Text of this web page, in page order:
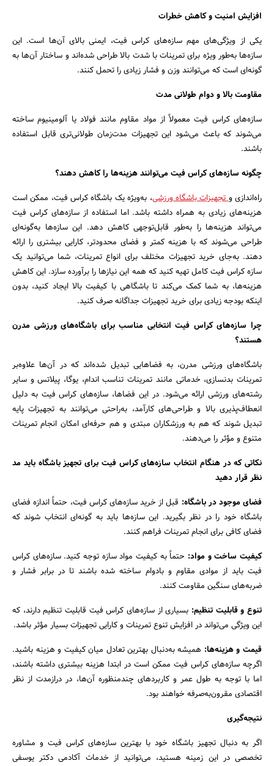
افزایش امنیت و کاهش خطرات
یکی از ویژگی‌های مهم سازه‌های کراس فیت، ایمنی بالای آن‌ها است. این
سازه‌ها به‌طور ویژه برای تمرینات با شدت بالا طراحی شده‌اند و ساختار آن‌ها به
گونه‌ای است که می‌توانند وزن و فشار زیادی را تحمل کنند.
مقاومت بالا و دوام طولانی مدت
سازه‌های کراس فیت معمولاً از مواد مقاوم مانند فولاد یا آلومینیوم ساخته
می‌شوند که باعث می‌شود این تجهیزات مدت‌زمان طولانی‌تری قابل استفاده
باشند.
چگونه سازه‌های کراس فیت می‌توانند هزینه‌ها را کاهش دهند؟
راه‌اندازی وتجهیزات باشگاه ورزشی، به‌ویژه یک باشگاه کراس فیت، ممکن است
هزینه‌های زیادی به همراه داشته باشد. اما استفاده از سازه‌های کراس فیت
می‌تواند هزینه‌ها را به‌طور قابل‌توجهی کاهش دهد. این سازه‌ها به‌گونه‌ای
طراحی می‌شوند که با هزینه کمتر و فضای محدودتر، کارایی بیشتری را ارائه
دهند. به‌جای خرید تجهیزات مختلف برای انواع تمرینات، شما می‌توانید یک
سازه کراس فیت کامل تهیه کنید که همه این نیازها را برآورده سازد. این کاهش
هزینه‌ها، به شما کمک می‌کند تا باشگاهی با کیفیت بالا ایجاد کنید، بدون
اینکه بودجه زیادی برای خرید تجهیزات جداگانه صرف کنید.
چرا سازه‌های کراس فیت انتخابی مناسب برای باشگاه‌های ورزشی مدرن
هستند؟
باشگاه‌های ورزشی مدرن، به فضاهایی تبدیل شده‌اند که در آن‌ها علاوه‌بر
تمرینات بدنسازی، خدماتی مانند تمرینات تناسب اندام، یوگا، پیلاتس و سایر
رشته‌های ورزشی ارائه می‌شود. در این فضاها، سازه‌های کراس فیت به دلیل
انعطاف‌پذیری بالا و طراحی‌های کارآمد، به‌راحتی می‌توانند به تجهیزات پایه
تبدیل شوند که هم به ورزشکاران مبتدی و هم حرفه‌ای امکان انجام تمرینات
متنوع و مؤثر را می‌دهند.
نکاتی که در هنگام انتخاب سازه‌های کراس فیت برای تجهیز باشگاه باید مد
نظر قرار دهید
فضای موجود در باشگاه: قبل از خرید سازه‌های کراس فیت، حتماً اندازه فضای
باشگاه خود را در نظر بگیرید. این سازه‌ها باید به گونه‌ای انتخاب شوند که
فضای کافی برای انجام تمرینات فراهم کنند.
کیفیت ساخت و مواد: حتماً به کیفیت مواد سازه توجه کنید. سازه‌های کراس
فیت باید از موادی مقاوم و بادوام ساخته شده باشند تا در برابر فشار و
ضربه‌های سنگین مقاومت کنند.
تنوع و قابلیت تنظیم: بسیاری از سازه‌های کراس فیت قابلیت تنظیم دارند، که
این ویژگی می‌تواند در افزایش تنوع تمرینات و کارایی تجهیزات بسیار مؤثر باشد.
قیمت و هزینه‌ها: همیشه به‌دنبال بهترین تعادل میان کیفیت و هزینه باشید.
اگرچه سازه‌های کراس فیت ممکن است در ابتدا هزینه بیشتری داشته باشند،
اما با توجه به طول عمر و کاربردهای چندمنظوره آن‌ها، در درازمدت از نظر
اقتصادی مقرون‌به‌صرفه خواهند بود.
نتیجه‌گیری
اگر به دنبال تجهیز باشگاه خود با بهترین سازه‌های کراس فیت و مشاوره
تخصصی در این زمینه هستید، می‌توانید از خدمات آکادمی دکتر یوسفی